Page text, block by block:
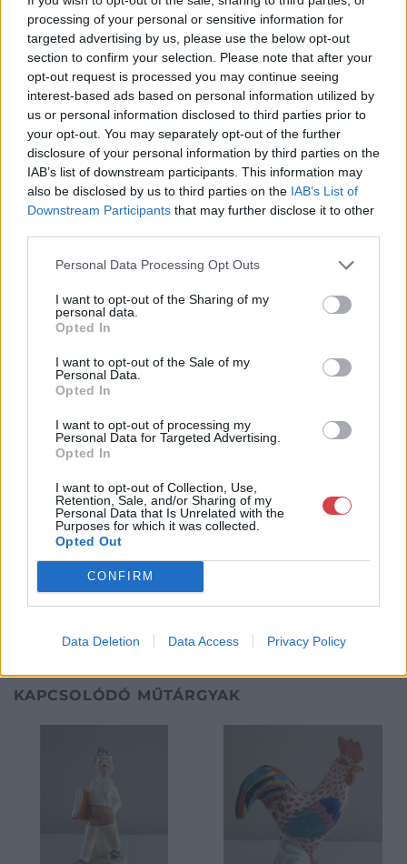
processing of your personal or sensitive information for
targeted advertising by us, please use the below opt-out
section to confirm your selection. Please note that after your
opt-out request is processed you may continue seeing
interest-based ads based on personal information utilized by
us or personal information disclosed to third parties prior to
your opt-out. You may separately opt-out of the further
disclosure of your personal information by third parties on the
IAB’s list of downstream participants. This information may
also be disclosed by us to third parties on the IAB’s List of
Downstream Participants that may further disclose it to other
Personal Data Processing Opt Outs
I want to opt-out of the Sharing of my
personal data.
Opted In
I want to opt-out of the Sale of my
Personal Data.
Opted In
I want to opt-out of processing my
Personal Data for Targeted Advertising.
Opted In
I want to opt-out of Collection, Use,
Retention, Sale, and/or Sharing of my
Personal Data that Is Unrelated with the
Purposes for which it was collected.
Opted Out
CONFIRM
Data Deletion Data Access Privacy Policy
Aukció helye:https://www.amordelarte.hu/aukciok/
Tételszám: 20
Eladó adatai
Eladó: Amor Del Arte Galéria-
Aukciósház
Cím: Ráduly Zoltán
Amor Del Arte Kft.
9400
Bemutatkozás: A cég főtevékenysége minden olyan
tevékenység, mely kapcsolatban áll a festmények és műtárgyak
adás-vételével, bizományosi értékesítésével, festmények
értékbecslésével és online aukciók szervezésével és
lebonyolításával. A weboldalon elérhetőek a cég által kínált
festmények, és egy online aukciós felület is, mely által bárki
vegyen a cég online aukcióin.
GALÉRIA TOVÁBBI MŰTÁRGYAI
KAPCSOLÓDÓ MŰTÁRGYAK